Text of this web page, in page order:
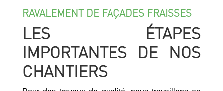
RAVALEMENT DE FAÇADES FRAISSES
LES ÉTAPES
IMPORTANTES DE NOS
CHANTIERS